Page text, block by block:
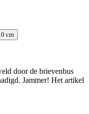
cm
door de brievenbus
Jammer! Het artikel